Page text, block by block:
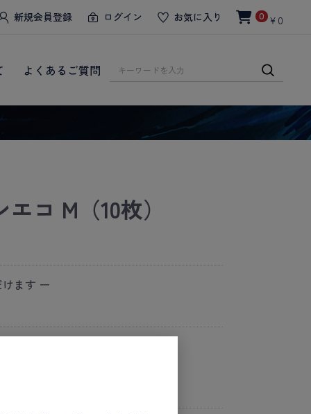
新規会員登録 ログイン お気に入り 0 ￥0
よくあるご質問
コ M（10枚）
ます ー